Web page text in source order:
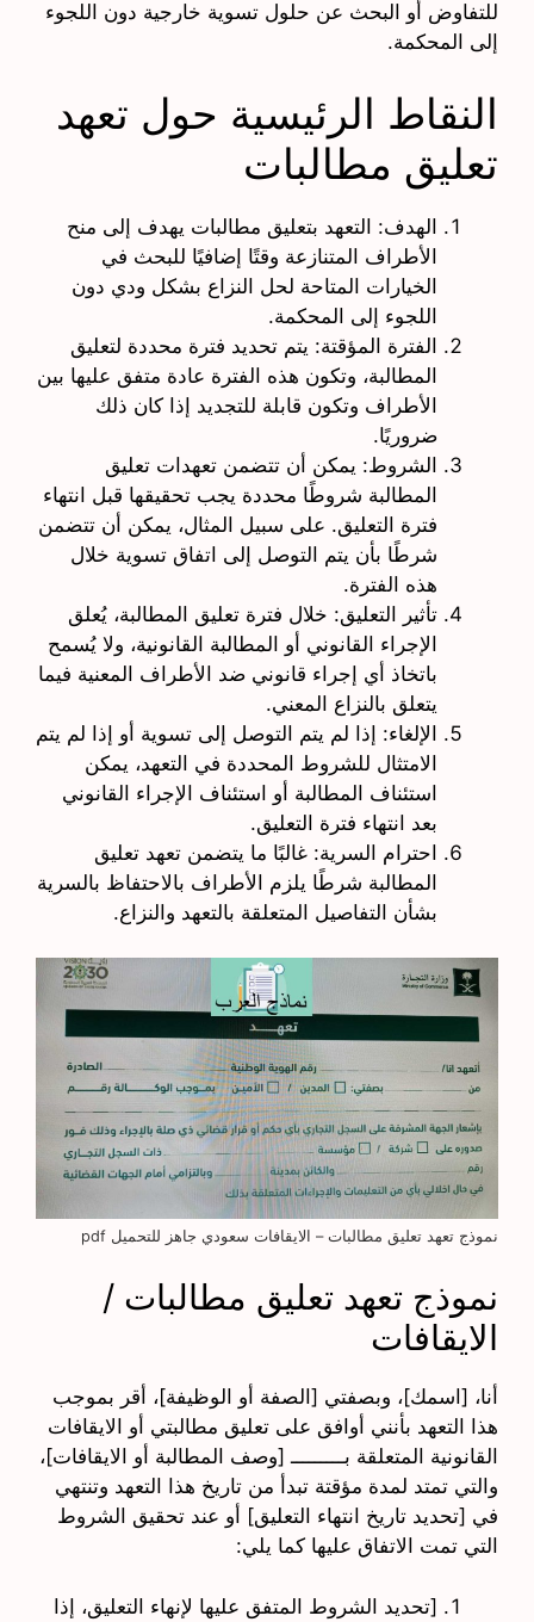
للتفاوض أو البحث عن حلول تسوية خارجية دون اللجوء
إلى المحكمة.
النقاط الرئيسية حول تعهد
تعليق مطالبات
الهدف: التعهد بتعليق مطالبات يهدف إلى منح
الأطراف المتنازعة وقتًا إضافيًا للبحث في
الخيارات المتاحة لحل النزاع بشكل ودي دون
اللجوء إلى المحكمة.
الفترة المؤقتة: يتم تحديد فترة محددة لتعليق
المطالبة، وتكون هذه الفترة عادة متفق عليها بين
الأطراف وتكون قابلة للتجديد إذا كان ذلك
ضروريًا.
الشروط: يمكن أن تتضمن تعهدات تعليق
المطالبة شروطًا محددة يجب تحقيقها قبل انتهاء
فترة التعليق. على سبيل المثال، يمكن أن تتضمن
شرطًا بأن يتم التوصل إلى اتفاق تسوية خلال
هذه الفترة.
تأثير التعليق: خلال فترة تعليق المطالبة، يُعلق
الإجراء القانوني أو المطالبة القانونية، ولا يُسمح
باتخاذ أي إجراء قانوني ضد الأطراف المعنية فيما
يتعلق بالنزاع المعني.
الإلغاء: إذا لم يتم التوصل إلى تسوية أو إذا لم يتم
الامتثال للشروط المحددة في التعهد، يمكن
استئناف المطالبة أو استئناف الإجراء القانوني
بعد انتهاء فترة التعليق.
احترام السرية: غالبًا ما يتضمن تعهد تعليق
المطالبة شرطًا يلزم الأطراف بالاحتفاظ بالسرية
بشأن التفاصيل المتعلقة بالتعهد والنزاع.
نموذج تعهد تعليق مطالبات – الايقافات سعودي جاهز للتحميل pdf
نموذج تعهد تعليق مطالبات /
الايقافات
أنا، [اسمك]، وبصفتي [الصفة أو الوظيفة]، أقر بموجب
هذا التعهد بأنني أوافق على تعليق مطالبتي أو الايقافات
القانونية المتعلقة بـــــــــ [وصف المطالبة أو الايقافات]،
والتي تمتد لمدة مؤقتة تبدأ من تاريخ هذا التعهد وتنتهي
في [تحديد تاريخ انتهاء التعليق] أو عند تحقيق الشروط
التي تمت الاتفاق عليها كما يلي:
[تحديد الشروط المتفق عليها لإنهاء التعليق، إذا